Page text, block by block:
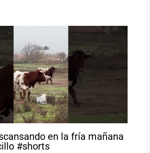
en la fría mañana
#shorts